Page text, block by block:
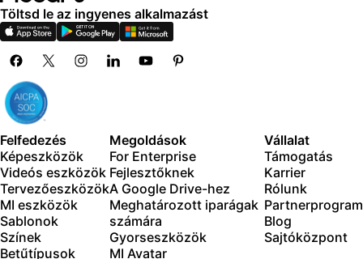
Support for 3+ brand kits
Bulk edit up to 50 images at once
Új funkciók:
15+ creative AI agents that plan, execute, and deliver
— across video, brand, localization, and more
Tartalom automatikus generálása a terminálról vagy az
ügynökből a Picsart CLI segítségével
Use Picsart inside Claude Code, Cursor, and ChatGPT
via MCP
Töltsd le az ingyenes alkalmazást
Felfedezés
Képeszközök
Videós eszközök
Tervezőeszközök
MI eszközök
Sablonok
Színek
Betűtípusok
Megoldások
For Enterprise
Fejlesztőknek
A Google Drive-hez
Meghatározott iparágak
számára
Gyorseszközök
MI Avatar
Vállalat
Támogatás
Karrier
Rólunk
Partnerprogram
Blog
Sajtóközpont